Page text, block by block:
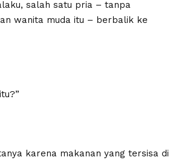
salah satu pria – tanpa
wanita muda itu – berbalik ke
karena makanan yang tersisa di